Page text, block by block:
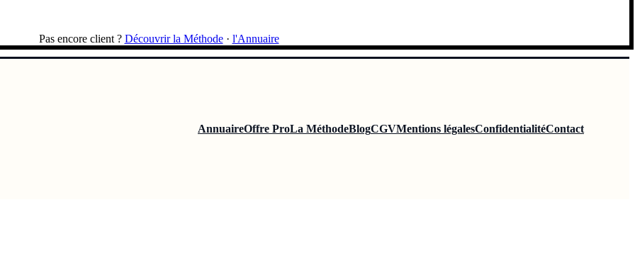
Pas encore client ? Découvrir la Méthode · l'Annuaire
AnnuaireOffre ProLa MéthodeBlogCGVMentions légalesConfidentialitéContact